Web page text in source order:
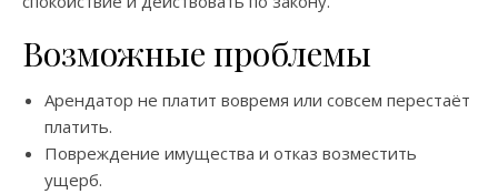
Возможные проблемы
Арендатор не платит вовремя или совсем перестаёт
платить.
Повреждение имущества и отказ возместить
ущерб.